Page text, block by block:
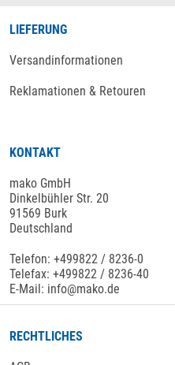
LIEFERUNG
Versandinformationen
Reklamationen & Retouren
KONTAKT
mako GmbH
Dinkelbühler Str. 20
91569 Burk
Deutschland
Telefon: +499822 / 8236-0
Telefax: +499822 / 8236-40
E-Mail: info@mako.de
RECHTLICHES